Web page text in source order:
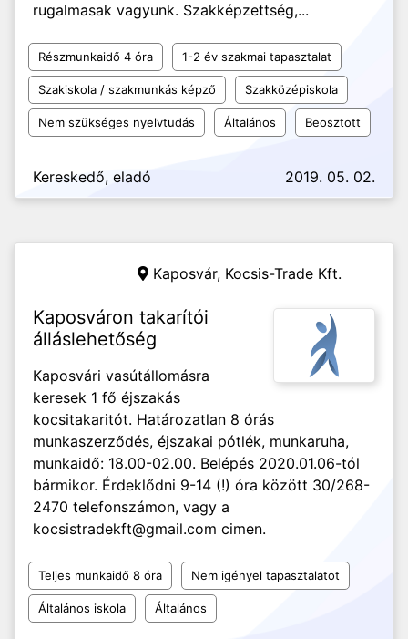
rugalmasak vagyunk. Szakképzettség,...
Részmunkaidő 4 óra 1-2 év szakmai tapasztalat
Szakiskola / szakmunkás képző Szakközépiskola
Nem szükséges nyelvtudás Általános Beosztott
Kereskedő, eladó 2019. 05. 02.
Kaposvár, Kocsis-Trade Kft.
Kaposváron takarítói
álláslehetőség
Kaposvári vasútállomásra
keresek 1 fő éjszakás
kocsitakaritót. Határozatlan 8 órás
munkaszerződés, éjszakai pótlék, munkaruha,
munkaidő: 18.00-02.00. Belépés 2020.01.06-tól
bármikor. Érdeklődni 9-14 (!) óra között 30/268-
2470 telefonszámon, vagy a
kocsistradekft@gmail.com cimen.
Teljes munkaidő 8 óra Nem igényel tapasztalatot
Általános iskola Általános